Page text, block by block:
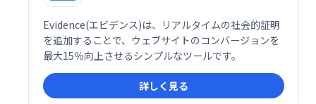
Evidence(エビデンス)は、リアルタイムの社会的証明
を追加することで、ウェブサイトのコンバージョンを
最大15％向上させるシンプルなツールです。
詳しく見る